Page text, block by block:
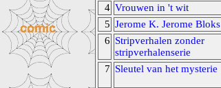
4 Vrouwen in 't wit
5 Jerome K. Jerome Bloks
6 Stripverhalen zonder
stripverhalenserie
7 Sleutel van het mysterie